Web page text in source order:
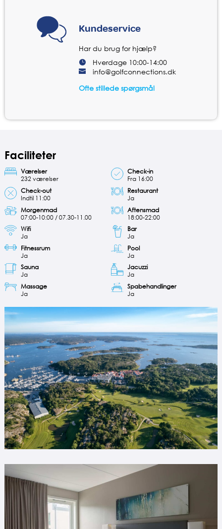
Kundeservice
Har du brug for hjælp?
Hverdage 10:00-14:00
info@golfconnections.dk
Ofte stillede spørgsmål
Faciliteter
Værelser
232 værelser
Check-in
Fra 16:00
Check-out
Indtil 11:00
Restaurant
Ja
Morgenmad
07:00-10:00 / 07.30-11.00
Aftensmad
18:00-22:00
Wifi
Ja
Bar
Ja
Fitnessrum
Ja
Pool
Ja
Sauna
Ja
Jacuzzi
Ja
Massage
Ja
Spabehandlinger
Ja